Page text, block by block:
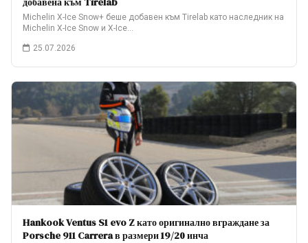
Michelin X-Ice Snow+ беше добавен към Tirelab като наследник на
Michelin X-Ice Snow и X-Ice…
25.07.2026
Hankook Ventus S1 evo Z като оригинално вграждане за
Porsche 911 Carrera в размери 19/20 инча